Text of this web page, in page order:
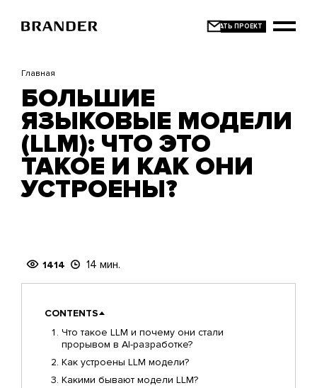
основному
Главная
БОЛЬШИЕ
ЯЗЫКОВЫЕ МОДЕЛИ
(LLM): ЧТО ЭТО
ТАКОЕ И КАК ОНИ
УСТРОЕНЫ?
1414 14 мин.
CONTENTS
Что такое LLM и почему они стали
прорывом в AI-разработке?
Как устроены LLM модели?
Какими бывают модели LLM?